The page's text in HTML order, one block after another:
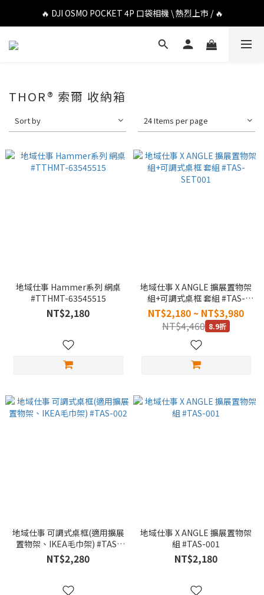
🔥 DJI OSMO POCKET 4P 口袋相機 \ 熱烈上市 / 🔥
🔥 DJI OSMO POCKET 4P 口袋相機 \ 熱烈上市 / 🔥
🔥 Insta360 Luna Ultra 雲台相機 \ 熱烈上市 / 🔥
🔥 DJI OSMO POCKET 4P 口袋相機 \ 熱烈上市 / 🔥
THOR® 索爾 收納箱
Sort by 24 Items per page
地域仕事 Hammer系列 網桌
#TTHMT-63545515
NT$2,180
地域仕事 X ANGLE 擴展置物架
組+可調式桌框 套組 #TAS-
SET001
NT$2,180 ~ NT$3,980
NT$4,460 8.9折
地域仕事 可調式桌框(適用擴展
置物架、IKEA毛巾架) #TAS-
002
NT$2,280
地域仕事 X ANGLE 擴展置物架
組 #TAS-001
NT$2,180